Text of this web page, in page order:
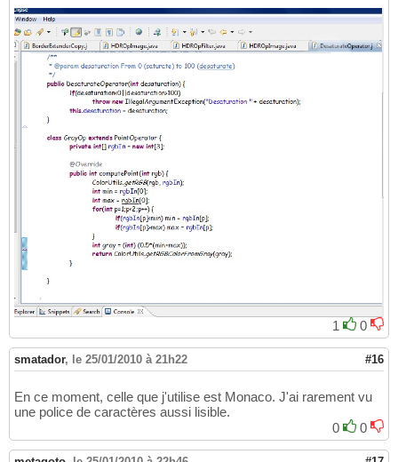
1 0
smatador, le 25/01/2010 à 21h22 #16
En ce moment, celle que j'utilise est Monaco. J'ai rarement vu
une police de caractères aussi lisible.
0
0